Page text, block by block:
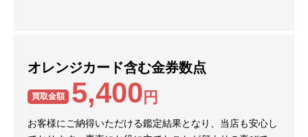
オレンジカード含む金券数点
買取金額 5,400 円
お客様にご納得いただける鑑定結果となり、当店も安心し